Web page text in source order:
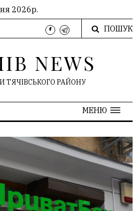
2026р.
ПОШУК
NEWS
ТЯЧІВСЬКОГО РАЙОНУ
МЕНЮ